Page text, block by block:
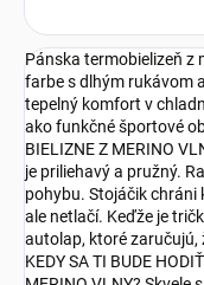
Pánska termobielizeň z
farbe s dlhým rukávom
tepelný komfort v
ako funkčné športové
BIELIZNE Z MERINO
je priliehavý a pružný.
pohybu. Stojáčik chráni
ale netlačí. Keďže je
autolap, ktoré zaručujú,
KEDY SA TI BUDE